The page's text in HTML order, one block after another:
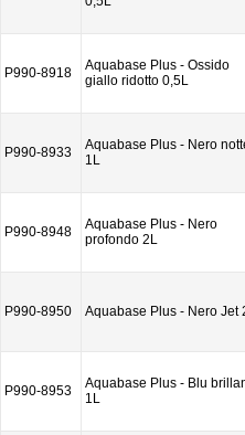
P990-8918
Aquabase Plus - Ossido
giallo ridotto 0,5L
P990-8933
Aquabase Plus - Nero
1L
P990-8948
Aquabase Plus - Nero
profondo 2L
P990-8950 Aquabase Plus - Nero Jet
P990-8953
Aquabase Plus - Blu
1L